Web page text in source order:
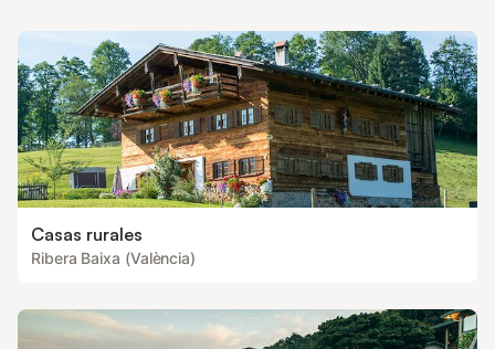
Casas rurales
Ribera Baixa (València)